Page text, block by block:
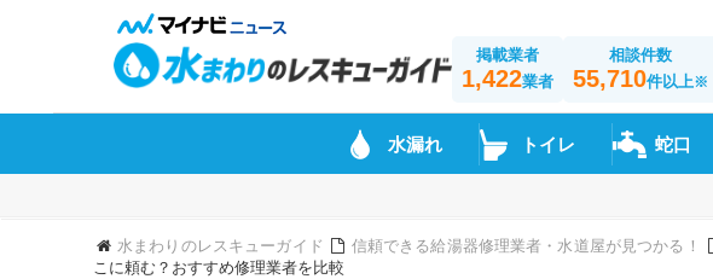
掲載業者
1,422業者
相談件数
55,710件以上※
水漏れ トイレ 蛇口
水まわりのレスキューガイド 信頼できる給湯器修理業者・水道屋が見つかる！
こに頼む？おすすめ修理業者を比較